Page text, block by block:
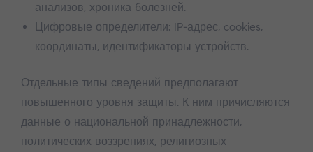
анализов, хроника болезней.
Цифровые определители: IP-адрес, cookies,
координаты, идентификаторы устройств.
Отдельные типы сведений предполагают
повышенного уровня защиты. К ним причисляются
данные о национальной принадлежности,
политических воззрениях, религиозных